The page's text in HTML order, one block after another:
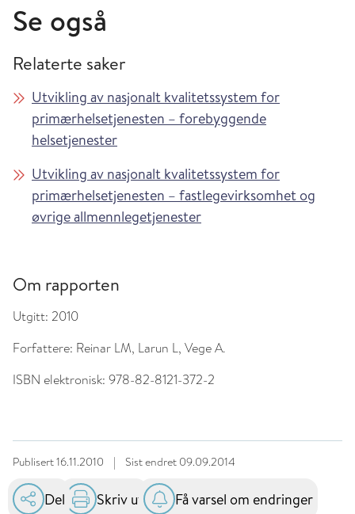
Se også
Relaterte saker
Utvikling av nasjonalt kvalitetssystem for
primærhelsetjenesten – forebyggende
helsetjenester
Utvikling av nasjonalt kvalitetssystem for
primærhelsetjenesten – fastlegevirksomhet og
øvrige allmennlegetjenester
Om rapporten
Utgitt: 2010
Forfattere: Reinar LM, Larun L, Vege A.
ISBN elektronisk: 978-82-8121-372-2
Publisert16.11.2010 | Sist endret 09.09.2014
Del Skriv ut Få varsel om endringer